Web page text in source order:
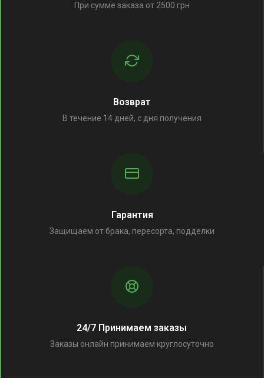
При сумме заказа от 2500 грн
Возврат
В течение 14 дней, с дня получения
Гарантия
Защищаем от брака, пересорта, подделки
24/7 Принимаем заказы
Заказы онлайн принимаем круглосуточно